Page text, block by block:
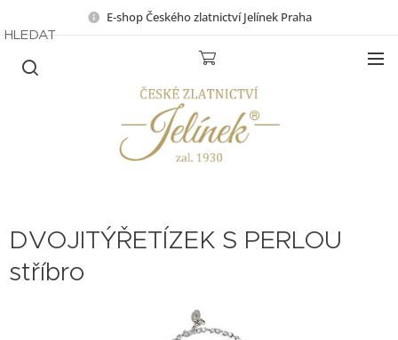
E-shop Českého zlatnictví Jelínek Praha
HLEDAT
DVOJITÝŘETÍZEK S PERLOU
stříbro